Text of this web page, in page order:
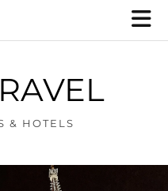
& HOTELS